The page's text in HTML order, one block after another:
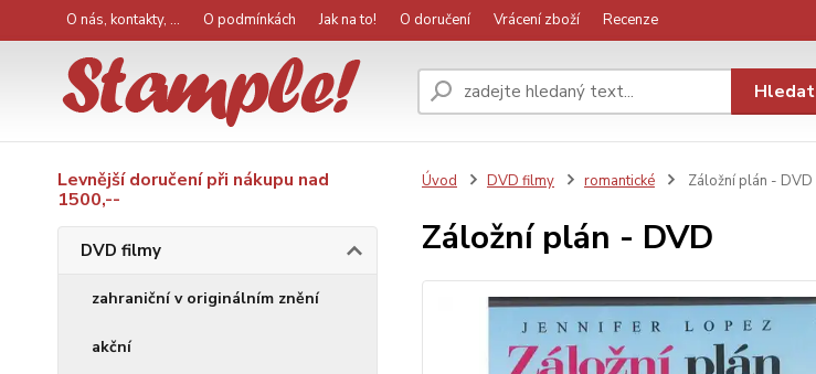
O nás, kontakty, ... O podmínkách Jak na to! O doručení Vrácení zboží Recenze
Hledat
Levnější doručení při nákupu nad
1500,--
DVD filmy
zahraniční v originálním znění
akční
Úvod DVD filmy romantické Záložní plán - DVD
Záložní plán - DVD